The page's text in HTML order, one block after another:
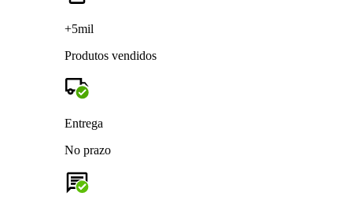
+5mil
Produtos vendidos
Entrega
No prazo